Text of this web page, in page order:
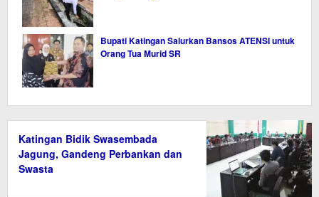
Bupati Katingan Salurkan Bansos ATENSI untuk
Orang Tua Murid SR
Katingan Bidik Swasembada
Jagung, Gandeng Perbankan dan
Swasta